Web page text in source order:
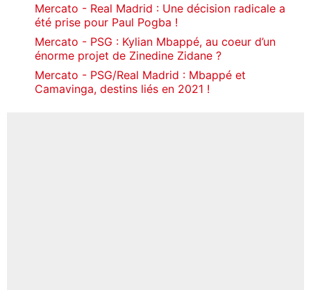
Mercato - Real Madrid : Une décision radicale a
été prise pour Paul Pogba !
Mercato - PSG : Kylian Mbappé, au coeur d’un
énorme projet de Zinedine Zidane ?
Mercato - PSG/Real Madrid : Mbappé et
Camavinga, destins liés en 2021 !